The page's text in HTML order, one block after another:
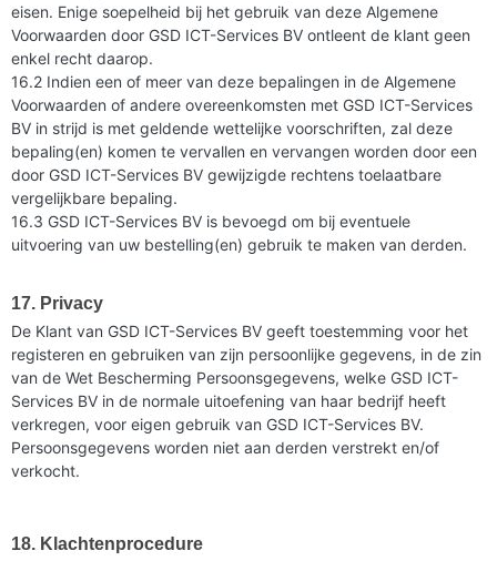
eisen. Enige soepelheid bij het gebruik van deze Algemene
Voorwaarden door GSD ICT-Services BV ontleent de klant geen
enkel recht daarop.
16.2 Indien een of meer van deze bepalingen in de Algemene
Voorwaarden of andere overeenkomsten met GSD ICT-Services
BV in strijd is met geldende wettelijke voorschriften, zal deze
bepaling(en) komen te vervallen en vervangen worden door een
door GSD ICT-Services BV gewijzigde rechtens toelaatbare
vergelijkbare bepaling.
16.3 GSD ICT-Services BV is bevoegd om bij eventuele
uitvoering van uw bestelling(en) gebruik te maken van derden.
17. Privacy
De Klant van GSD ICT-Services BV geeft toestemming voor het
registeren en gebruiken van zijn persoonlijke gegevens, in de zin
van de Wet Bescherming Persoonsgegevens, welke GSD ICT-
Services BV in de normale uitoefening van haar bedrijf heeft
verkregen, voor eigen gebruik van GSD ICT-Services BV.
Persoonsgegevens worden niet aan derden verstrekt en/of
verkocht.
18. Klachtenprocedure